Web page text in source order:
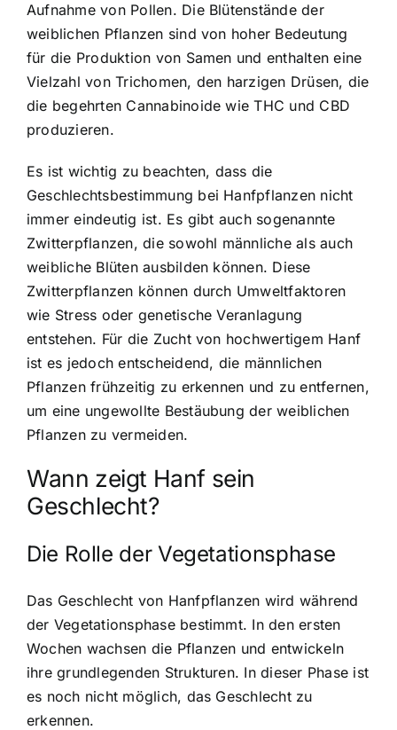
Aufnahme von Pollen. Die Blütenstände der
weiblichen Pflanzen sind von hoher Bedeutung
für die Produktion von Samen und enthalten eine
Vielzahl von Trichomen, den harzigen Drüsen, die
die begehrten Cannabinoide wie THC und CBD
produzieren.
Es ist wichtig zu beachten, dass die
Geschlechtsbestimmung bei Hanfpflanzen nicht
immer eindeutig ist. Es gibt auch sogenannte
Zwitterpflanzen, die sowohl männliche als auch
weibliche Blüten ausbilden können. Diese
Zwitterpflanzen können durch Umweltfaktoren
wie Stress oder genetische Veranlagung
entstehen. Für die Zucht von hochwertigem Hanf
ist es jedoch entscheidend, die männlichen
Pflanzen frühzeitig zu erkennen und zu entfernen,
um eine ungewollte Bestäubung der weiblichen
Pflanzen zu vermeiden.
Wann zeigt Hanf sein
Geschlecht?
Die Rolle der Vegetationsphase
Das Geschlecht von Hanfpflanzen wird während
der Vegetationsphase bestimmt. In den ersten
Wochen wachsen die Pflanzen und entwickeln
ihre grundlegenden Strukturen. In dieser Phase ist
es noch nicht möglich, das Geschlecht zu
erkennen.